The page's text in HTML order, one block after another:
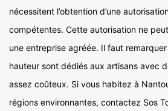
nécessitent l’obtention d’une
compétentes. Cette autorisation ne
une entreprise agréée. Il faut
hauteur sont dédiés aux artisans avec
assez coûteux. Si vous habitez à
régions environnantes, contactez Sos